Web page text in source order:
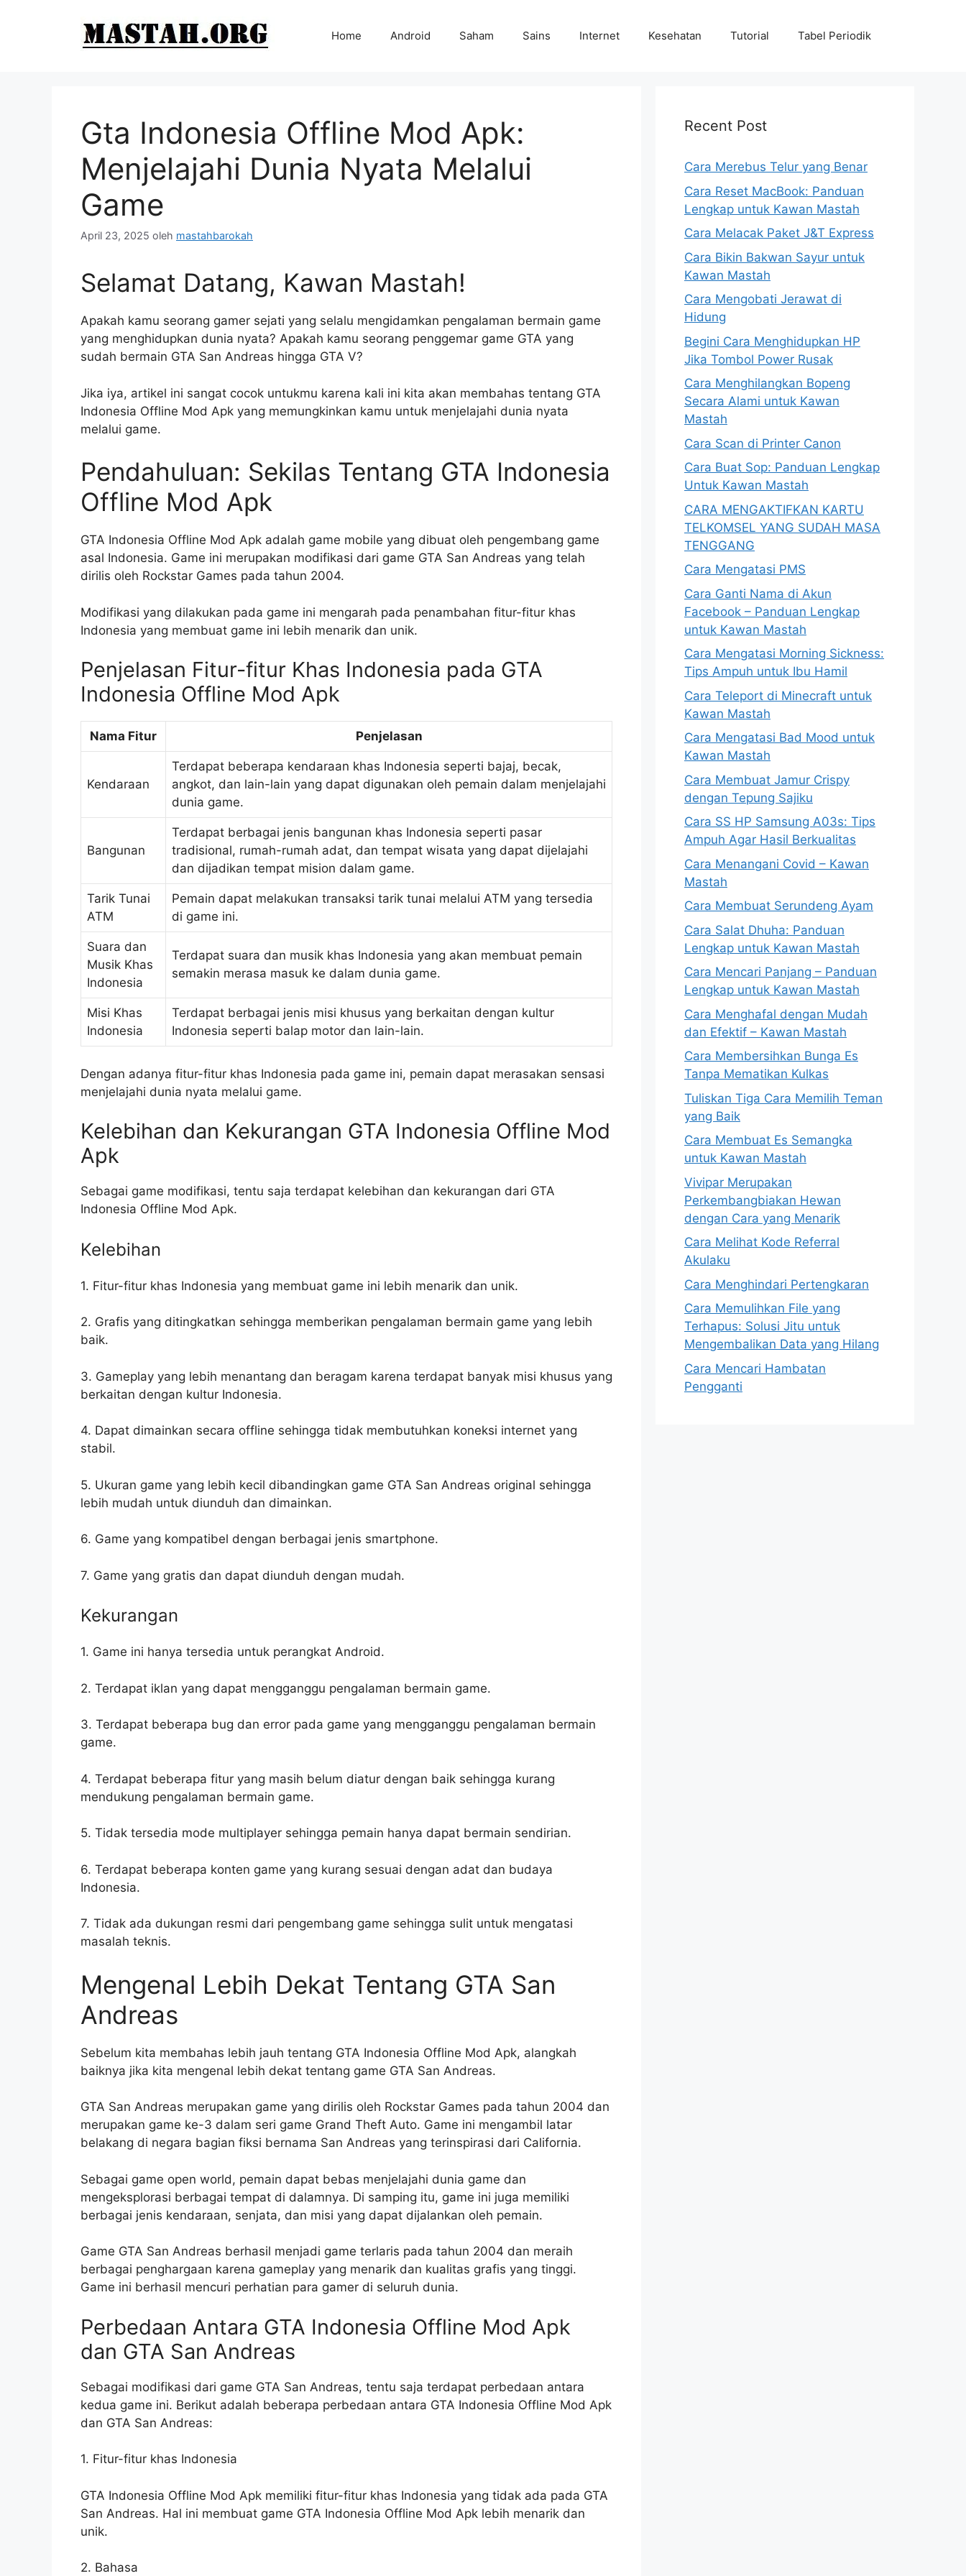
Home Android Saham Sains Internet Kesehatan Tutorial Tabel Periodik
Gta Indonesia Offline Mod Apk:
Menjelajahi Dunia Nyata Melalui
Game
April 23, 2025 oleh mastahbarokah
Selamat Datang, Kawan Mastah!
Apakah kamu seorang gamer sejati yang selalu mengidamkan pengalaman bermain game
yang menghidupkan dunia nyata? Apakah kamu seorang penggemar game GTA yang
sudah bermain GTA San Andreas hingga GTA V?
Jika iya, artikel ini sangat cocok untukmu karena kali ini kita akan membahas tentang GTA
Indonesia Offline Mod Apk yang memungkinkan kamu untuk menjelajahi dunia nyata
melalui game.
Pendahuluan: Sekilas Tentang GTA Indonesia
Offline Mod Apk
GTA Indonesia Offline Mod Apk adalah game mobile yang dibuat oleh pengembang game
asal Indonesia. Game ini merupakan modifikasi dari game GTA San Andreas yang telah
dirilis oleh Rockstar Games pada tahun 2004.
Modifikasi yang dilakukan pada game ini mengarah pada penambahan fitur-fitur khas
Indonesia yang membuat game ini lebih menarik dan unik.
Penjelasan Fitur-fitur Khas Indonesia pada GTA
Indonesia Offline Mod Apk
Nama Fitur Penjelasan
Kendaraan
Terdapat beberapa kendaraan khas Indonesia seperti bajaj, becak,
angkot, dan lain-lain yang dapat digunakan oleh pemain dalam menjelajahi
dunia game.
Bangunan
Terdapat berbagai jenis bangunan khas Indonesia seperti pasar
tradisional, rumah-rumah adat, dan tempat wisata yang dapat dijelajahi
dan dijadikan tempat mision dalam game.
Tarik Tunai
ATM
Pemain dapat melakukan transaksi tarik tunai melalui ATM yang tersedia
di game ini.
Suara dan
Musik Khas
Indonesia
Terdapat suara dan musik khas Indonesia yang akan membuat pemain
semakin merasa masuk ke dalam dunia game.
Misi Khas
Indonesia
Terdapat berbagai jenis misi khusus yang berkaitan dengan kultur
Indonesia seperti balap motor dan lain-lain.
Dengan adanya fitur-fitur khas Indonesia pada game ini, pemain dapat merasakan sensasi
menjelajahi dunia nyata melalui game.
Kelebihan dan Kekurangan GTA Indonesia Offline Mod
Apk
Sebagai game modifikasi, tentu saja terdapat kelebihan dan kekurangan dari GTA
Indonesia Offline Mod Apk.
Kelebihan
1. Fitur-fitur khas Indonesia yang membuat game ini lebih menarik dan unik.
2. Grafis yang ditingkatkan sehingga memberikan pengalaman bermain game yang lebih
baik.
3. Gameplay yang lebih menantang dan beragam karena terdapat banyak misi khusus yang
berkaitan dengan kultur Indonesia.
4. Dapat dimainkan secara offline sehingga tidak membutuhkan koneksi internet yang
stabil.
5. Ukuran game yang lebih kecil dibandingkan game GTA San Andreas original sehingga
lebih mudah untuk diunduh dan dimainkan.
6. Game yang kompatibel dengan berbagai jenis smartphone.
7. Game yang gratis dan dapat diunduh dengan mudah.
Kekurangan
1. Game ini hanya tersedia untuk perangkat Android.
2. Terdapat iklan yang dapat mengganggu pengalaman bermain game.
3. Terdapat beberapa bug dan error pada game yang mengganggu pengalaman bermain
game.
4. Terdapat beberapa fitur yang masih belum diatur dengan baik sehingga kurang
mendukung pengalaman bermain game.
5. Tidak tersedia mode multiplayer sehingga pemain hanya dapat bermain sendirian.
6. Terdapat beberapa konten game yang kurang sesuai dengan adat dan budaya
Indonesia.
7. Tidak ada dukungan resmi dari pengembang game sehingga sulit untuk mengatasi
masalah teknis.
Mengenal Lebih Dekat Tentang GTA San
Andreas
Sebelum kita membahas lebih jauh tentang GTA Indonesia Offline Mod Apk, alangkah
baiknya jika kita mengenal lebih dekat tentang game GTA San Andreas.
GTA San Andreas merupakan game yang dirilis oleh Rockstar Games pada tahun 2004 dan
merupakan game ke-3 dalam seri game Grand Theft Auto. Game ini mengambil latar
belakang di negara bagian fiksi bernama San Andreas yang terinspirasi dari California.
Sebagai game open world, pemain dapat bebas menjelajahi dunia game dan
mengeksplorasi berbagai tempat di dalamnya. Di samping itu, game ini juga memiliki
berbagai jenis kendaraan, senjata, dan misi yang dapat dijalankan oleh pemain.
Game GTA San Andreas berhasil menjadi game terlaris pada tahun 2004 dan meraih
berbagai penghargaan karena gameplay yang menarik dan kualitas grafis yang tinggi.
Game ini berhasil mencuri perhatian para gamer di seluruh dunia.
Perbedaan Antara GTA Indonesia Offline Mod Apk
dan GTA San Andreas
Sebagai modifikasi dari game GTA San Andreas, tentu saja terdapat perbedaan antara
kedua game ini. Berikut adalah beberapa perbedaan antara GTA Indonesia Offline Mod Apk
dan GTA San Andreas:
1. Fitur-fitur khas Indonesia
GTA Indonesia Offline Mod Apk memiliki fitur-fitur khas Indonesia yang tidak ada pada GTA
San Andreas. Hal ini membuat game GTA Indonesia Offline Mod Apk lebih menarik dan
unik.
2. Bahasa
Recent Post
Cara Merebus Telur yang Benar
Cara Reset MacBook: Panduan
Lengkap untuk Kawan Mastah
Cara Melacak Paket J&T Express
Cara Bikin Bakwan Sayur untuk
Kawan Mastah
Cara Mengobati Jerawat di
Hidung
Begini Cara Menghidupkan HP
Jika Tombol Power Rusak
Cara Menghilangkan Bopeng
Secara Alami untuk Kawan
Mastah
Cara Scan di Printer Canon
Cara Buat Sop: Panduan Lengkap
Untuk Kawan Mastah
CARA MENGAKTIFKAN KARTU
TELKOMSEL YANG SUDAH MASA
TENGGANG
Cara Mengatasi PMS
Cara Ganti Nama di Akun
Facebook – Panduan Lengkap
untuk Kawan Mastah
Cara Mengatasi Morning Sickness:
Tips Ampuh untuk Ibu Hamil
Cara Teleport di Minecraft untuk
Kawan Mastah
Cara Mengatasi Bad Mood untuk
Kawan Mastah
Cara Membuat Jamur Crispy
dengan Tepung Sajiku
Cara SS HP Samsung A03s: Tips
Ampuh Agar Hasil Berkualitas
Cara Menangani Covid – Kawan
Mastah
Cara Membuat Serundeng Ayam
Cara Salat Dhuha: Panduan
Lengkap untuk Kawan Mastah
Cara Mencari Panjang – Panduan
Lengkap untuk Kawan Mastah
Cara Menghafal dengan Mudah
dan Efektif – Kawan Mastah
Cara Membersihkan Bunga Es
Tanpa Mematikan Kulkas
Tuliskan Tiga Cara Memilih Teman
yang Baik
Cara Membuat Es Semangka
untuk Kawan Mastah
Vivipar Merupakan
Perkembangbiakan Hewan
dengan Cara yang Menarik
Cara Melihat Kode Referral
Akulaku
Cara Menghindari Pertengkaran
Cara Memulihkan File yang
Terhapus: Solusi Jitu untuk
Mengembalikan Data yang Hilang
Cara Mencari Hambatan
Pengganti